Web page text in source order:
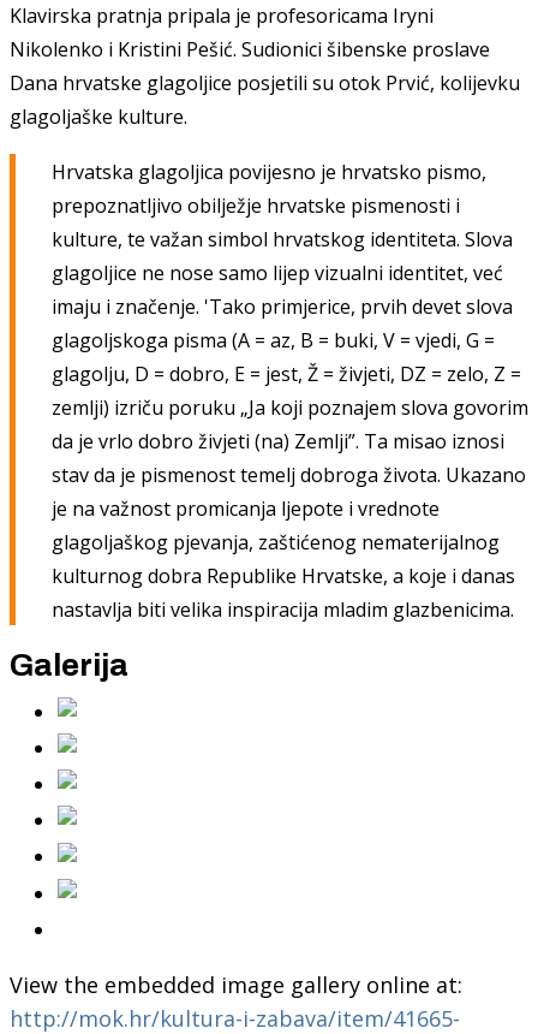
Klavirska pratnja pripala je profesoricama Iryni
Nikolenko i Kristini Pešić. Sudionici šibenske proslave
Dana hrvatske glagoljice posjetili su otok Prvić, kolijevku
glagoljaške kulture.
Hrvatska glagoljica povijesno je hrvatsko pismo,
prepoznatljivo obilježje hrvatske pismenosti i
kulture, te važan simbol hrvatskog identiteta. Slova
glagoljice ne nose samo lijep vizualni identitet, već
imaju i značenje. 'Tako primjerice, prvih devet slova
glagoljskoga pisma (A = az, B = buki, V = vjedi, G =
glagolju, D = dobro, E = jest, Ž = živjeti, DZ = zelo, Z =
zemlji) izriču poruku „Ja koji poznajem slova govorim
da je vrlo dobro živjeti (na) Zemlji”. Ta misao iznosi
stav da je pismenost temelj dobroga života. Ukazano
je na važnost promicanja ljepote i vrednote
glagoljaškog pjevanja, zaštićenog nematerijalnog
kulturnog dobra Republike Hrvatske, a koje i danas
nastavlja biti velika inspiracija mladim glazbenicima.
Galerija
View the embedded image gallery online at:
http://mok.hr/kultura-i-zabava/item/41665-